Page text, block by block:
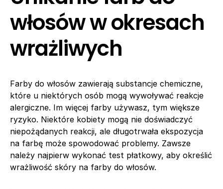
włosów w okresach
wrażliwych
Farby do włosów zawierają substancje chemiczne,
które u niektórych osób mogą wywoływać reakcje
alergiczne. Im więcej farby używasz, tym większe
ryzyko. Niektóre kobiety mogą nie doświadczyć
niepożądanych reakcji, ale długotrwała ekspozycja
na farbę może spowodować problemy. Zawsze
należy najpierw wykonać test płatkowy, aby określić
wrażliwość skóry na farby do włosów.